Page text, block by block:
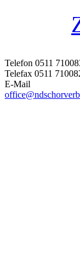
Telefon 0511
Telefax 0511
E-Mail